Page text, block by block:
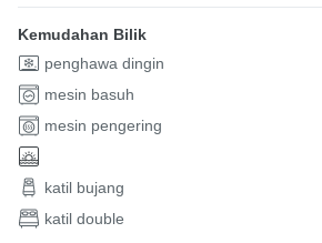
Kemudahan Bilik
penghawa dingin
mesin basuh
mesin pengering
katil bujang
katil double